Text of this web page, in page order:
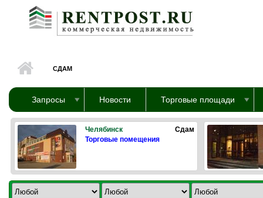
Перейти к основному содержанию
СДАМ
Запросы Новости Торговые площади
Челябинск
Сдам
Торговые помещения